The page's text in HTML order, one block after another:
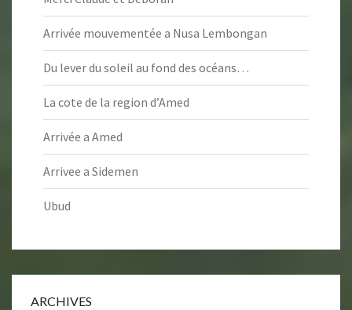
Arrivée mouvementée a Nusa Lembongan
Du lever du soleil au fond des océans…
La cote de la region d’Amed
Arrivée a Amed
Arrivee a Sidemen
Ubud
ARCHIVES